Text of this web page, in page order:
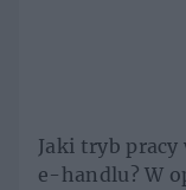
Jaki tryb
e-handlu? W